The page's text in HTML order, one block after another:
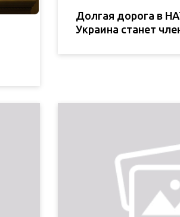
Долгая дорога в
Украина станет